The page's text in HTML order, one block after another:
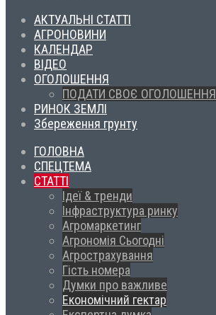
АКТУАЛЬНІ СТАТТІ
АГРОНОВИНИ
КАЛЕНДАР
ВІДЕО
ОГОЛОШЕННЯ
ПОДАТИ СВОЄ ОГОЛОШЕННЯ
РИНОК ЗЕМЛІ
Збереження грунту
ГОЛОВНА
СПЕЦТЕМА
СТАТТІ
Ідеї & тренди
Інфраструктура ринку
Агромаркетинг
Агрономія Сьогодні
Агрострахування
Гість номера
Думки про важливе
Економічний гектар